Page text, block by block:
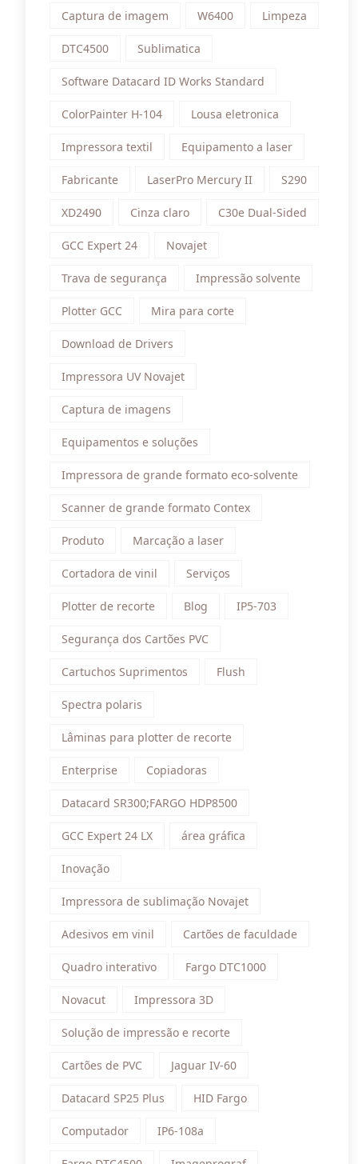
Captura de imagem W6400 Limpeza
DTC4500 Sublimatica
Software Datacard ID Works Standard
ColorPainter H-104 Lousa eletronica
Impressora textil Equipamento a laser
Fabricante LaserPro Mercury II S290
XD2490 Cinza claro C30e Dual-Sided
GCC Expert 24 Novajet
Trava de segurança Impressão solvente
Plotter GCC Mira para corte
Download de Drivers
Impressora UV Novajet
Captura de imagens
Equipamentos e soluções
Impressora de grande formato eco-solvente
Scanner de grande formato Contex
Produto Marcação a laser
Cortadora de vinil Serviços
Plotter de recorte Blog IP5-703
Segurança dos Cartões PVC
Cartuchos Suprimentos Flush
Spectra polaris
Lâminas para plotter de recorte
Enterprise Copiadoras
Datacard SR300;FARGO HDP8500
GCC Expert 24 LX área gráfica
Inovação
Impressora de sublimação Novajet
Adesivos em vinil Cartões de faculdade
Quadro interativo Fargo DTC1000
Novacut Impressora 3D
Solução de impressão e recorte
Cartões de PVC Jaguar IV-60
Datacard SP25 Plus HID Fargo
Computador IP6-108a